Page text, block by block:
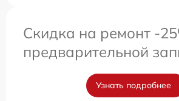
Скидка на ремонт -
предварительной
Узнать подробнее